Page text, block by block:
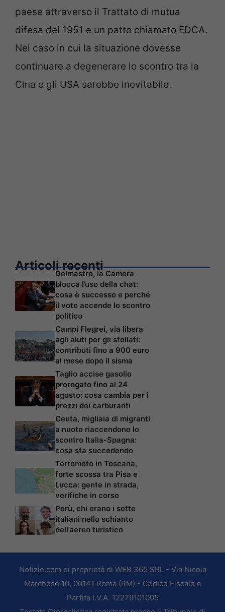
paese attraverso il Trattato di mutua
difesa del 1951 e un patto chiamato EDCA.
Nel caso in cui la situazione dovesse
continuare a degenerare lo scontro tra la
Cina e gli USA sarebbe inevitabile.
Articoli recenti
Delmastro, la Camera
blocca l’uso della chat:
cosa è successo e perché
il voto accende lo scontro
politico
Campi Flegrei, via libera
agli aiuti per gli sfollati:
contributi fino a 900 euro
al mese dopo il sisma
Taglio accise gasolio
prorogato fino al 24
agosto: cosa cambia per i
prezzi dei carburanti
Ceuta, migliaia di migranti
a nuoto riaccendono lo
scontro Italia-Spagna:
cosa sta succedendo
Terremoto in Toscana,
forte scossa tra Pisa e
Lucca: gente in strada,
verifiche in corso
Perù, chi erano i sette
italiani nello schianto
dell’aereo turistico
Notizie.com di proprietà di WEB 365 SRL - Via Nicola
Marchese 10, 00141 Roma (RM) - Codice Fiscale e
Partita I.V.A. 12279101005